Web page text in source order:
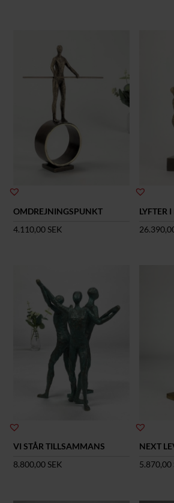
OMDREJNINGSPUNKT
4.110,00 SEK
LYFTER
VI STÅR TILLSAMMANS
8.800,00 SEK
NEXT
5.870,00